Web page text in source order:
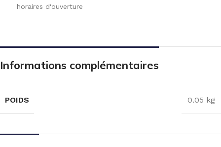
horaires d'ouverture
Informations complémentaires
POIDS 0.05 kg